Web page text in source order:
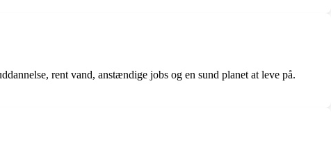
rent vand, anstændige jobs og en sund planet at leve på.